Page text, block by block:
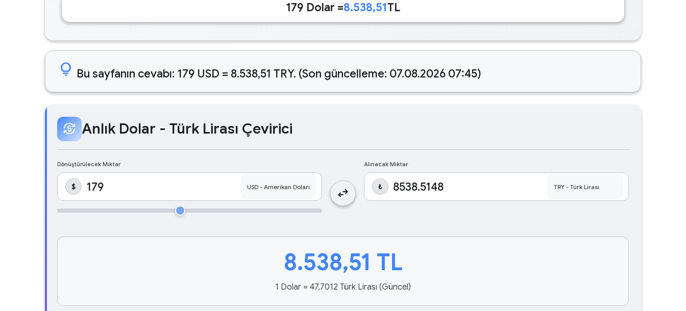
179 Dolar =8.538,51TL
lightbulb Bu sayfanın cevabı: 179 USD = 8.538,51 TRY. (Son güncelleme: 07.08.2026 07:45)
currency_exchange Anlık Dolar - Türk Lirası Çevirici
Dönüştürülecek Miktar
$ swap_horiz
Alınacak Miktar
₺
8.538,51 TL
1 Dolar = 47,7012 Türk Lirası (Güncel)